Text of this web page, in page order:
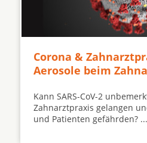
Corona &
Aerosole beim
Kann SARS-CoV-2
Zahnarztpraxis gelangen
und Patienten gefährden? ...